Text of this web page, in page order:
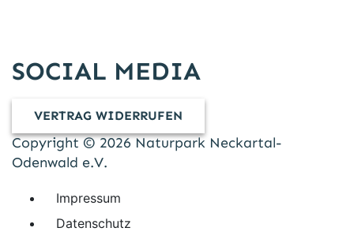
SOCIAL MEDIA
VERTRAG WIDERRUFEN
Copyright © 2026 Naturpark Neckartal-
Odenwald e.V.
Impressum
Datenschutz